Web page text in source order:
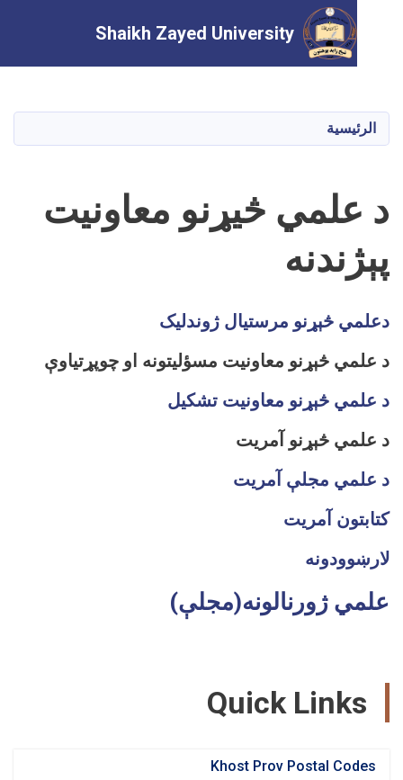
الرئيسي
Shaikh Zayed University
څیړنو معاونیت
څېړنو مرستيال ژوندليک
څېړنو معاونيت مسؤليتونه او چوپړتياوې
څېړنو معاونيت تشکيل
څېړنو آمريت
مجلې آمريت
آمريت
ژورنالونه(مجلې)
Quick
Khost Prov Postal